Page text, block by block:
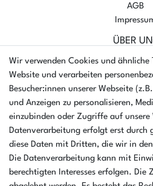
AGB
ÜBER
AMIKON
Einsteinstr.
46325
Öffnungszeiten
07:30 -
Öffnungszeiten
07:30 -
Wir verwenden Cookies und ähnliche
Website und verarbeiten
Besucher:innen unserer Webseite
und Anzeigen zu personalisieren,
einzubinden oder Zugriffe auf unsere
Datenverarbeitung erfolgt erst durch
diese Daten mit Dritten, die wir in
Die Datenverarbeitung kann mit
berechtigten Interesses erfolgen.